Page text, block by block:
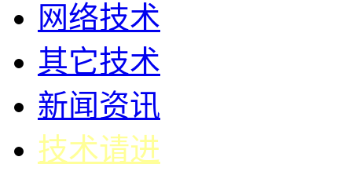
网络技术
其它技术
新闻资讯
技术请进